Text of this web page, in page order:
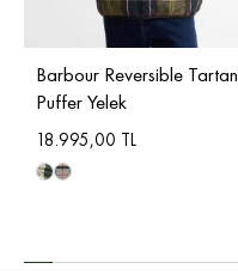
Barbour Reversible Tartan
Puffer Yelek
18.995,00 TL